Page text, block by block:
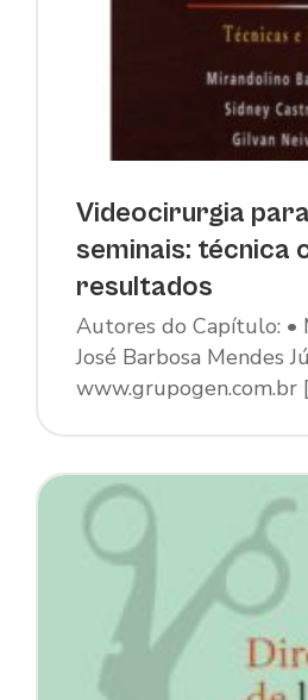
Videocirurgia
seminais: técnica
resultados
Autores do Capítulo: •
José Barbosa Mendes
www.grupogen.com.br